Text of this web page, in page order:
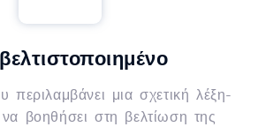
μια σχετική λέξη-
να βοηθήσει στη βελτίωση της